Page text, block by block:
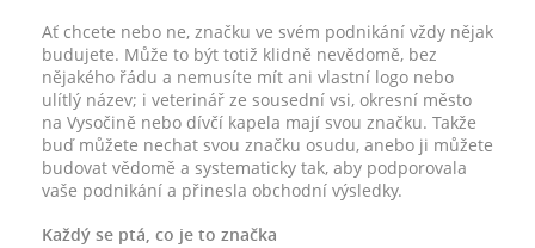
Ať chcete nebo ne, značku ve svém podnikání vždy nějak
budujete. Může to být totiž klidně nevědomě, bez
nějakého řádu a nemusíte mít ani vlastní logo nebo
ulítlý název; i veterinář ze sousední vsi, okresní město
na Vysočině nebo dívčí kapela mají svou značku. Takže
buď můžete nechat svou značku osudu, anebo ji můžete
budovat vědomě a systematicky tak, aby podporovala
vaše podnikání a přinesla obchodní výsledky.
Každý se ptá, co je to značka